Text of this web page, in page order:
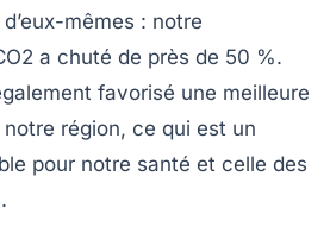
mêmes : notre
a chuté de près de 50 %.
favorisé une meilleure
notre région, ce qui est un
pour notre santé et celle des